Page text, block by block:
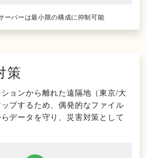
ーバーは最小限の構成に抑制可能
策
ョンから離れた遠隔地（東京/大
プするため、偶発的なファイル
データを守り、災害対策として